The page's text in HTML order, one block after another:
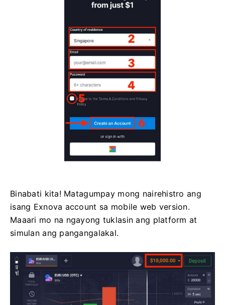
Binabati kita! Matagumpay mong nairehistro ang
isang Exnova account sa mobile web version.
Maaari mo na ngayong tuklasin ang platform at
simulan ang pangangalakal.